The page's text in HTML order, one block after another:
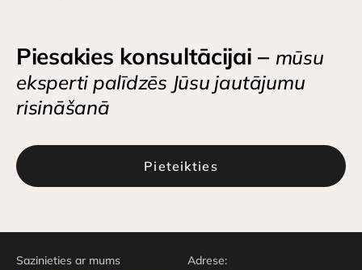
Piesakies konsultācijai – mūsu
eksperti palīdzēs Jūsu jautājumu
risināšanā
Pieteikties
Sazinieties ar mums Adrese: